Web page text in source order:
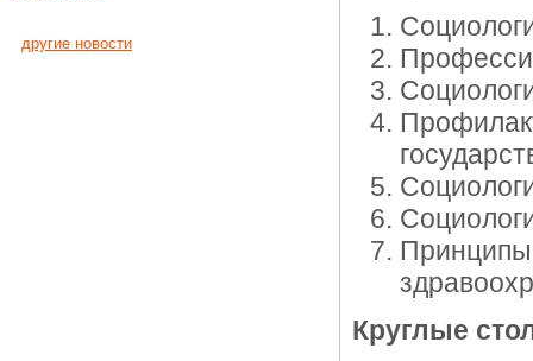
другие новости
Круглые